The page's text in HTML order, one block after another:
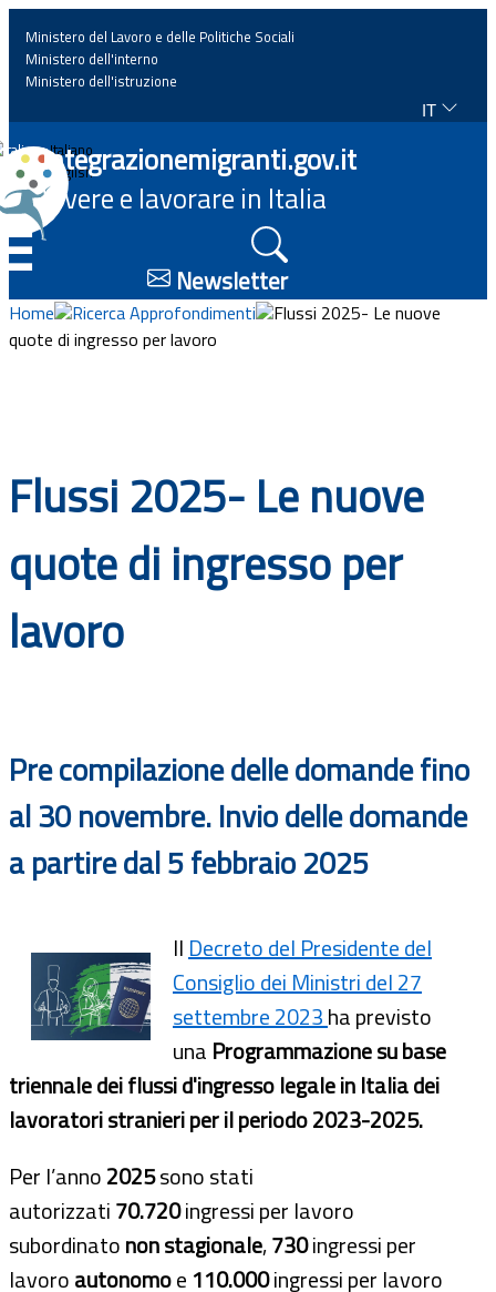
Home
News
Approfondimenti
Eventi
Documenti
Bandi
Guide
Ministero del Lavoro e delle Politiche Sociali
Ministero dell'interno
Ministero dell'istruzione
IT
Italiano
English
Integrazionemigranti.gov.it
Vivere e lavorare in Italia
Newsletter
Home Ricerca Approfondimenti
Flussi 2025- Le nuove
quote di ingresso per lavoro
Flussi 2025- Le nuove
quote di ingresso per
lavoro
Pre compilazione delle domande fino
al 30 novembre. Invio delle domande
a partire dal 5 febbraio 2025
Il Decreto del Presidente del
Consiglio dei Ministri del 27
settembre 2023ha previsto
una Programmazione su base
triennale dei flussi d'ingresso legale in Italia dei
lavoratori stranieri per il periodo 2023-2025.
Per l’anno2025sono stati
autorizzati70.720ingressi per lavoro
subordinatonon stagionale,730ingressi per
lavoroautonomoe 110.000ingressi per lavoro